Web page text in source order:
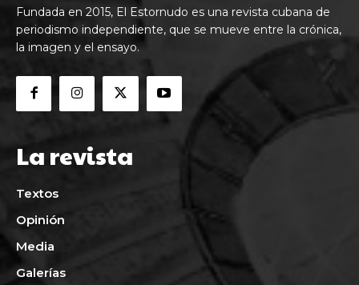
Fundada en 2015, El Estornudo es una revista cubana de
periodismo independiente, que se mueve entre la crónica,
la imagen y el ensayo.
La revista
Textos
Opinión
Media
Galerías